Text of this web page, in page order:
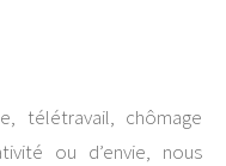
télétravail, chômage
ou d’envie, nous